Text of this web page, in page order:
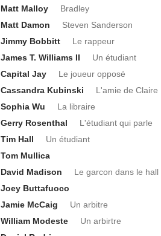
Matt Malloy
Bradley
Matt Damon
Steven Sanderson
Jimmy Bobbitt
Le rappeur
James T. Williams II
Un étudiant
Capital Jay
Le joueur opposé
Cassandra Kubinski
L'amie de Claire
Sophia Wu
La libraire
Gerry Rosenthal
L'étudiant qui parle
Tim Hall
Un étudiant
Tom Mullica
David Madison
Le garcon dans le hall
Joey Buttafuoco
Jamie McCaig
Un arbitre
William Modeste
Un arbirtre